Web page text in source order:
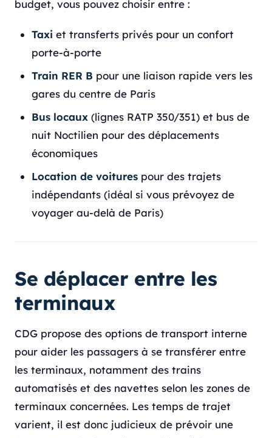
budget, vous pouvez choisir entre :
Taxi et transferts privés pour un confort
porte-à-porte
Train RER B pour une liaison rapide vers les
gares du centre de Paris
Bus locaux (lignes RATP 350/351) et bus de
nuit Noctilien pour des déplacements
économiques
Location de voitures pour des trajets
indépendants (idéal si vous prévoyez de
voyager au-delà de Paris)
Se déplacer entre les
terminaux
CDG propose des options de transport interne
pour aider les passagers à se transférer entre
les terminaux, notamment des trains
automatisés et des navettes selon les zones de
terminaux concernées. Les temps de trajet
varient, il est donc judicieux de prévoir une